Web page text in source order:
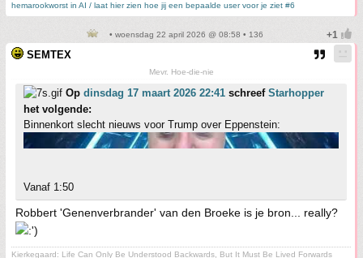
hemarookworst in AI / laat hier zien hoe jij een bepaalde user voor je ziet #6
• woensdag 22 april 2026 @ 08:58 • 136
SEMTEX
Mevr. Hoe-die-nie
Op dinsdag 17 maart 2026 22:41 schreef Starhopper
het volgende:
Binnenkort slecht nieuws voor Trump over Eppenstein:
Vanaf 1:50
Robbert 'Genenverbrander' van den Broeke is je bron... really?
Kierkegaard: Life Can Only Be Understood Backwards, But It Must Be Lived Forwards